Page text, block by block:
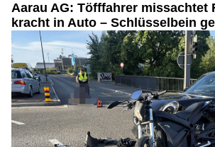
Aarau AG: Töfffahrer missachtet
kracht in Auto – Schlüsselbein